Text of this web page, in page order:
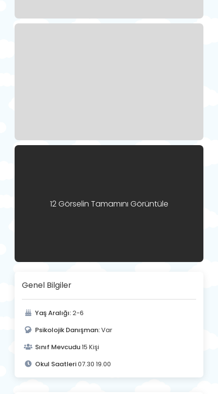
12 Görselin Tamamını Görüntüle
Genel Bilgiler
Yaş Aralığı:2-6
Psikolojik Danışman:Var
Sınıf Mevcudu15 Kişi
Okul Saatleri07.30 19.00